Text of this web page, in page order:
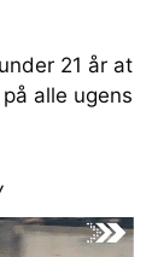
21 år at
alle ugens